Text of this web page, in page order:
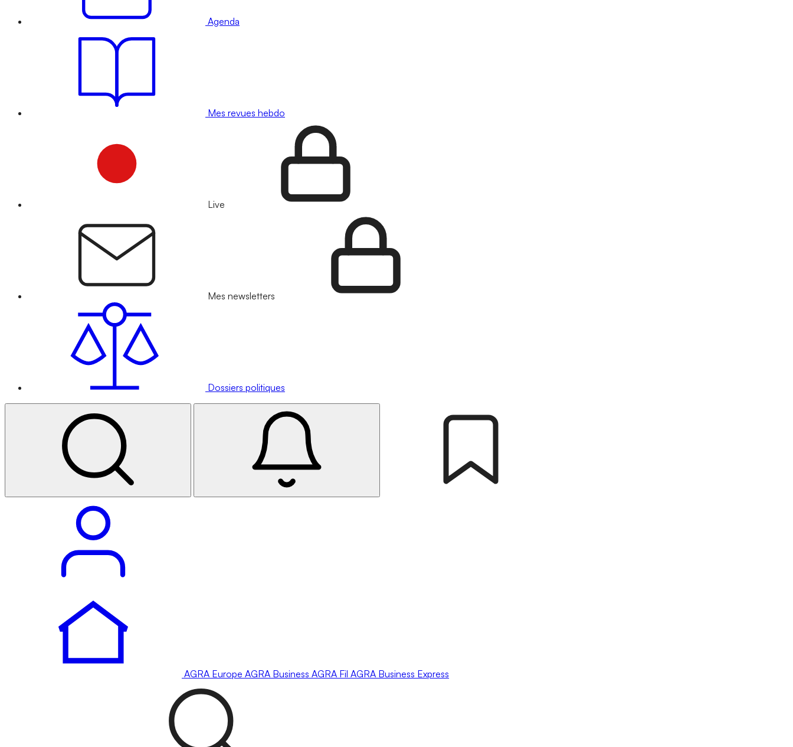
Agenda
Mes revues hebdo
Live
Mes newsletters
Dossiers politiques
AGRA Europe AGRA Business AGRA Fil AGRA Business Express